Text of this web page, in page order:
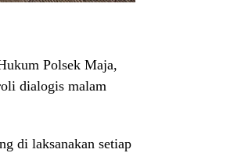
Polsek Maja,
dialogis malam
di laksanakan setiap